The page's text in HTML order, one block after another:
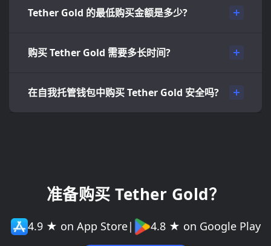
Tether Gold 的最低购买金额是多少?
购买 Tether Gold 需要多长时间?
在自我托管钱包中购买 Tether Gold 安全吗?
准备购买 Tether Gold？
4.9 ★ on App Store| 4.8 ★ on Google Play